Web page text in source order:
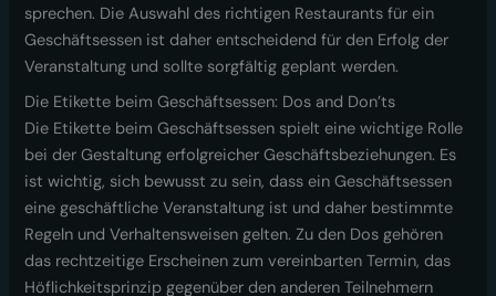
sprechen. Die Auswahl des richtigen Restaurants für ein
Geschäftsessen ist daher entscheidend für den Erfolg der
Veranstaltung und sollte sorgfältig geplant werden.
Die Etikette beim Geschäftsessen: Dos and Don’ts
Die Etikette beim Geschäftsessen spielt eine wichtige Rolle
bei der Gestaltung erfolgreicher Geschäftsbeziehungen. Es
ist wichtig, sich bewusst zu sein, dass ein Geschäftsessen
eine geschäftliche Veranstaltung ist und daher bestimmte
Regeln und Verhaltensweisen gelten. Zu den Dos gehören
das rechtzeitige Erscheinen zum vereinbarten Termin, das
Höflichkeitsprinzip gegenüber den anderen Teilnehmern